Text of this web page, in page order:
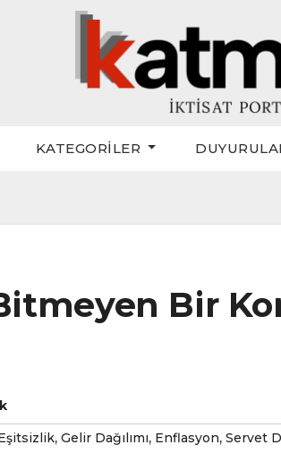
KATEGORİLER
Bir
, Gelir Dağılımı, Enflasyon, Servet